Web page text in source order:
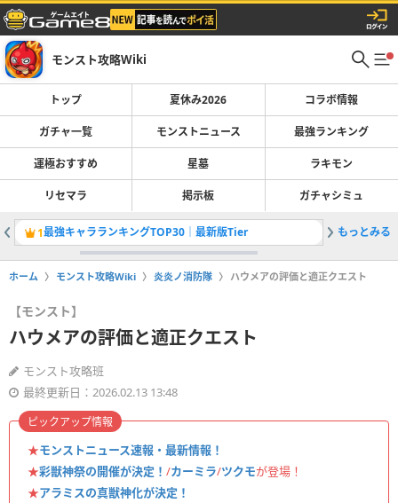
モンスト攻略Wiki
トップ 夏休み2026 コラボ情報
ガチャ一覧 モンストニュース 最強ランキング
運極おすすめ 星墓 ラキモン
リセマラ 掲示板 ガチャシミュ
1最強キャラランキングTOP30｜最新版Tier 2追憶の
もっとみる
ホーム モンスト攻略Wiki 炎炎ノ消防隊 ハウメアの評価と適正クエスト
【モンスト】
ハウメアの評価と適正クエスト
モンスト攻略班
最終更新日：2026.02.13 13:48
★モンストニュース速報・最新情報！
★彩獣神祭の開催が決定！ /カーミラ/ツクモが登場！
★アラミスの真獣神化が決定！
ピックアップ情報